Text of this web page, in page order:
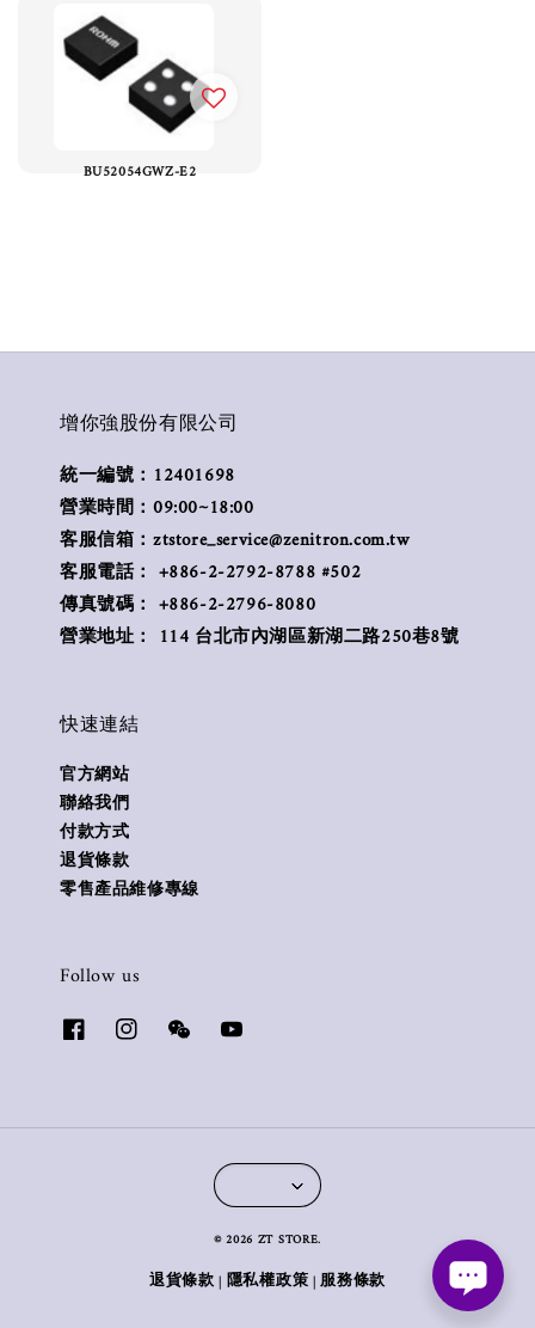
BU52054GWZ-E2
增你強股份有限公司
統一編號：12401698
營業時間：09:00~18:00
客服信箱：ztstore_service@zenitron.com.tw
客服電話： +886-2-2792-8788 #502
傳真號碼： +886-2-2796-8080
營業地址： 114 台北市內湖區新湖二路250巷8號
快速連結
官方網站
聯絡我們
付款方式
退貨條款
零售產品維修專線
Follow us
© 2026 ZT STORE.
退貨條款| 隱私權政策 |服務條款